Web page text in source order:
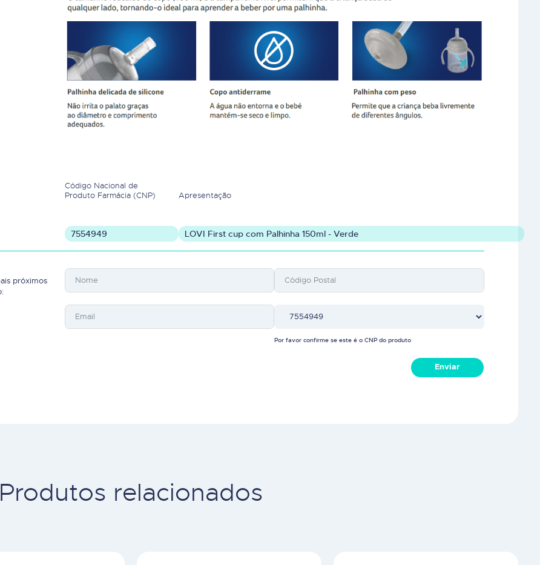
Código Nacional de
Produto Farmácia (CNP)
Apresentação
7554949 LOVI First cup com Palhinha 150ml - Verde
próximos
Por favor confirme se este é o CNP do produto
Enviar
Produtos relacionados